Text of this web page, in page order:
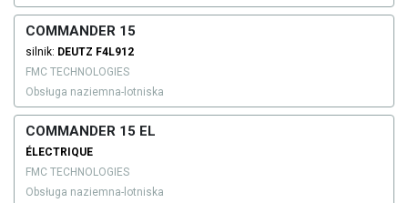
COMMANDER 15
silnik: DEUTZ F4L912
FMC TECHNOLOGIES
Obsługa naziemna-lotniska
COMMANDER 15 EL
ÉLECTRIQUE
FMC TECHNOLOGIES
Obsługa naziemna-lotniska